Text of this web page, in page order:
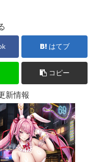
はてブ
コピー
新情報